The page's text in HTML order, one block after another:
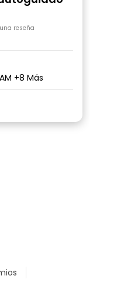
reseña
+8 Más